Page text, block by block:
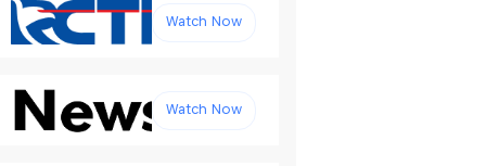
Watch Now
Watch Now